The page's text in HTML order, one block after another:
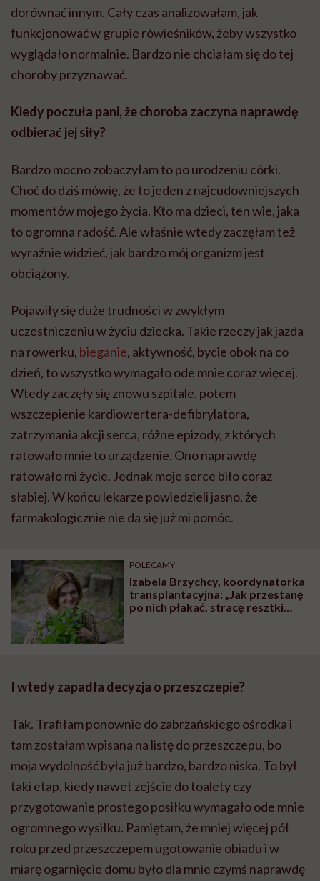
dorównać innym. Cały czas analizowałam, jak
funkcjonować w grupie rówieśników, żeby wszystko
wyglądało normalnie. Bardzo nie chciałam się do tej
choroby przyznawać.
Kiedy poczuła pani, że choroba zaczyna naprawdę
odbierać jej siły?
Bardzo mocno zobaczyłam to po urodzeniu córki.
Choć do dziś mówię, że to jeden z najcudowniejszych
momentów mojego życia. Kto ma dzieci, ten wie, jaka
to ogromna radość. Ale właśnie wtedy zaczęłam też
wyraźnie widzieć, jak bardzo mój organizm jest
obciążony.
Pojawiły się duże trudności w zwykłym
uczestniczeniu w życiu dziecka. Takie rzeczy jak jazda
na rowerku, bieganie, aktywność, bycie obok na co
dzień, to wszystko wymagało ode mnie coraz więcej.
Wtedy zaczęły się znowu szpitale, potem
wszczepienie kardiowertera-defibrylatora,
zatrzymania akcji serca, różne epizody, z których
ratowało mnie to urządzenie. Ono naprawdę
ratowało mi życie. Jednak moje serce biło coraz
słabiej. W końcu lekarze powiedzieli jasno, że
farmakologicznie nie da się już mi pomóc.
POLECAMY
Izabela Brzychcy, koordynatorka
transplantacyjna: „Jak przestanę
po nich płakać, stracę resztki
I wtedy zapadła decyzja o przeszczepie?
Tak. Trafiłam ponownie do zabrzańskiego ośrodka i
tam zostałam wpisana na listę do przeszczepu, bo
moja wydolność była już bardzo, bardzo niska. To był
taki etap, kiedy nawet zejście do toalety czy
przygotowanie prostego posiłku wymagało ode mnie
ogromnego wysiłku. Pamiętam, że mniej więcej pół
roku przed przeszczepem ugotowanie obiadu i w
miarę ogarnięcie domu było dla mnie czymś naprawdę